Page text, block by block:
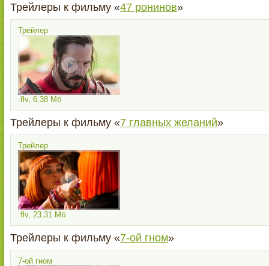
Трейлеры к фильму «47 ронинов»
Трейлер
.flv, 6.38 Мб
Трейлеры к фильму «7 главных желаний»
Трейлер
.flv, 23.31 Мб
Трейлеры к фильму «7-ой гном»
7-ой гном